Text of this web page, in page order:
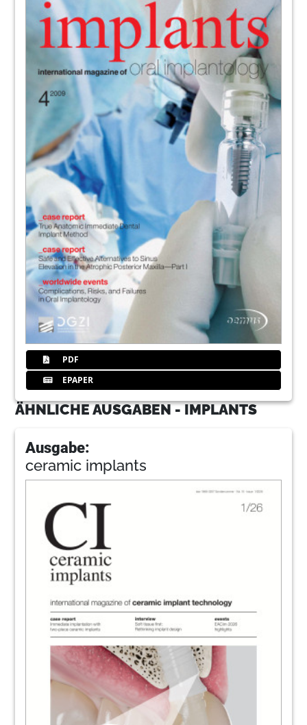
PDF
EPAPER
ÄHNLICHE AUSGABEN - IMPLANTS
Ausgabe:
ceramic implants